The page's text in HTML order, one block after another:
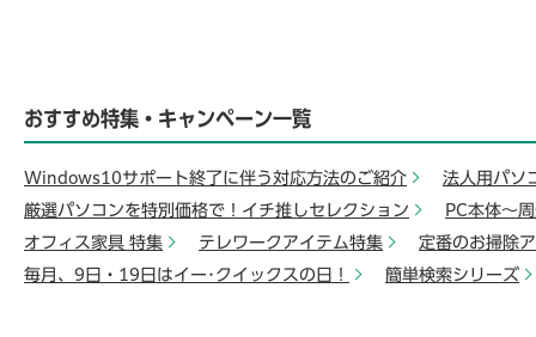
おすすめ特集・キャンペーン一覧
Windows10サポート終了に伴う対応方法のご紹介
法人用パソ
厳選パソコンを特別価格で！イチ推しセレクション
PC本体～
オフィス家具 特集
テレワークアイテム特集
定番のお掃除
毎月、9日・19日はイー･クイックスの日！
簡単検索シリーズ